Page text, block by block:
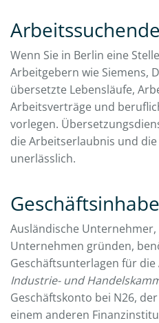
Arbeitssuchende
Wenn Sie in Berlin eine
Arbeitgebern wie Siemens,
übersetzte Lebensläufe,
Arbeitsverträge und
vorlegen.
die Arbeitserlaubnis und
unerlässlich.
Ausländische
Unternehmen gründen,
Geschäftsunterlagen für
Industrie- und
Geschäftskonto bei N26,
einem anderen